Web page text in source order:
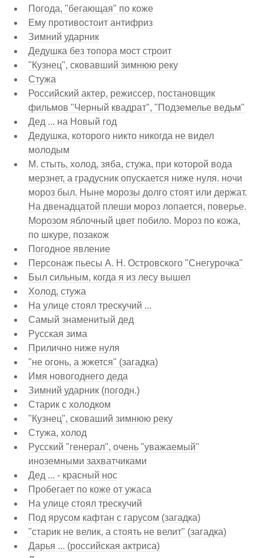
Погода, "бегающая" по коже
Ему противостоит антифриз
Зимний ударник
Дедушка без топора мост строит
"Кузнец", сковавший зимнюю реку
Стужа
Российский актер, режиссер, постановщик
фильмов "Черный квадрат", "Подземелье ведьм"
Дед ... на Новый год
Дедушка, которого никто никогда не видел
молодым
М. стыть, холод, зяба, стужа, при которой вода
мерзнет, а градусник опускается ниже нуля. ночи
мороз был. Ныне морозы долго стоят или держат.
На двенадцатой плеши мороз лопается, поверье.
Морозом яблочный цвет побило. Мороз по кожа,
по шкуре, позакож
Погодное явление
Персонаж пьесы А. Н. Островского "Снегурочка"
Был сильным, когда я из лесу вышел
Холод, стужа
На улице стоял трескучий ...
Самый знаменитый дед
Русская зима
Прилично ниже нуля
"не огонь, а жжется" (загадка)
Имя новогоднего деда
Зимний ударник (погодн.)
Старик с холодком
"Кузнец", сковаший зимнюю реку
Стужа, холод
Русский "генерал", очень "уважаемый"
иноземными захватчиками
Дед ... - красный нос
Пробегает по коже от ужаса
На улице стоял трескучий
Под ярусом кафтан с гарусом (загадка)
"старик не велик, а стоять не велит" (загадка)
Дарья ... (российская актриса)